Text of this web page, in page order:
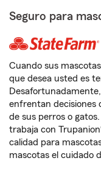
Seguro para
Cuando sus
que desea usted es
enfrentan decisiones
de sus perros o
trabaja con
calidad para
mascotas el cuidado